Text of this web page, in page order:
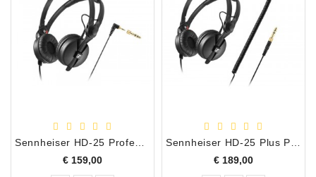
CLINICS
VERHUUR,
SERVICE
€ 159,00Prijs
€ 189,00Prijs